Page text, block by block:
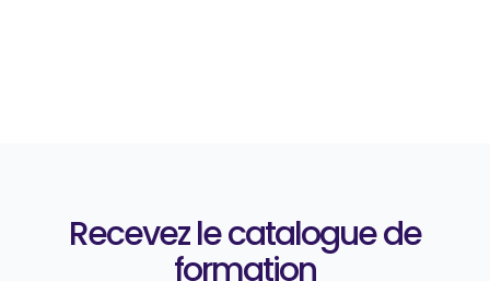
Recevez le catalogue de
formation